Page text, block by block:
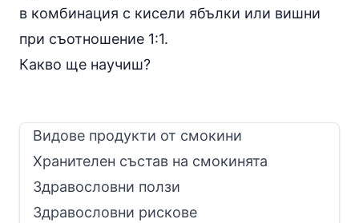
в комбинация с кисели ябълки или вишни
при съотношение 1:1.
Какво ще научиш?
Видове продукти от смокини
Хранителен състав на смокинята
Здравословни ползи
Здравословни рискове